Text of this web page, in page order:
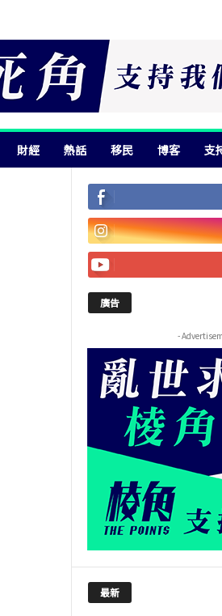
財經 熱話 移民 博客 支
廣告
-
最新